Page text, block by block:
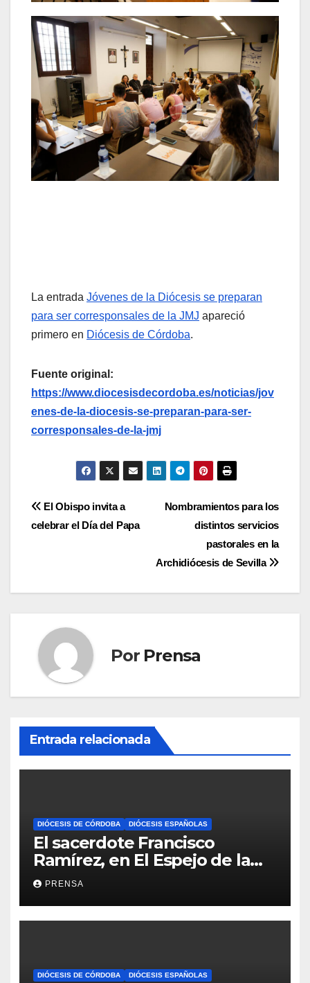
La entrada Jóvenes de la Diócesis se preparan
para ser corresponsales de la JMJ apareció
primero en Diócesis de Córdoba.
Fuente original:
https://www.diocesisdecordoba.es/noticias/jov
enes-de-la-diocesis-se-preparan-para-ser-
corresponsales-de-la-jmj
Navegación
Nombramientos para los
distintos servicios
pastorales en la
Archidiócesis de Sevilla
El Obispo invita a
celebrar el Día del Papa
Por Prensa
Entrada relacionada
DIÓCESIS DE CÓRDOBA DIÓCESIS ESPAÑOLAS
El sacerdote Francisco
Ramírez, en El Espejo de la
Iglesia
PRENSA
DIÓCESIS DE CÓRDOBA DIÓCESIS ESPAÑOLAS